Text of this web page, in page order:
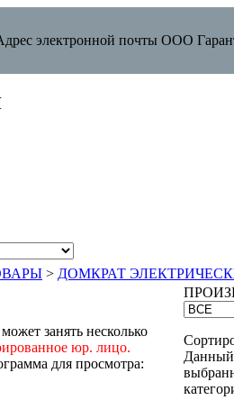
> ДОМКРАТ
занять несколько
юр. лицо.
для просмотра:
Данный